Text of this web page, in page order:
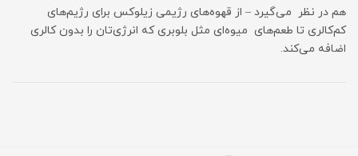
هم در نظر می‌گیرد – از قهوه‌های رژیمی زیلوکس برای رژیم‌های
کم‌کالری تا طعم‌های میوه‌ای مثل بلوبری که انرژی‌تان را بدون کالری
اضافه می‌کند.